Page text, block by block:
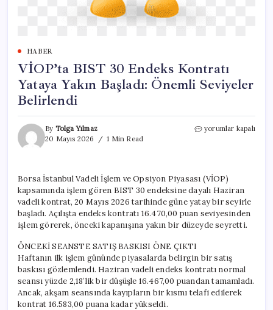
HABER
VİOP’ta BIST 30 Endeks Kontratı
Yataya Yakın Başladı: Önemli Seviyeler
Belirlendi
By Tolga Yılmaz
20 Mayıs 2026
1 Min Read
VİOP’ta
Yataya
Yakın
Başladı:
Önemli
Seviyeler
Belirlendi
yorumlar kapalı
Borsa İstanbul Vadeli İşlem ve Opsiyon Piyasası (VİOP)
kapsamında işlem gören BIST 30 endeksine dayalı Haziran
vadeli kontrat, 20 Mayıs 2026 tarihinde güne yatay bir seyirle
başladı. Açılışta endeks kontratı 16.470,00 puan seviyesinden
işlem görerek, önceki kapanışına yakın bir düzeyde seyretti.
ÖNCEKİ SEANSTE SATIŞ BASKISI ÖNE ÇIKTI
Haftanın ilk işlem gününde piyasalarda belirgin bir satış
baskısı gözlemlendi. Haziran vadeli endeks kontratı normal
seansı yüzde 2,18’lik bir düşüşle 16.467,00 puandan tamamladı.
Ancak, akşam seansında kayıpların bir kısmı telafi edilerek
kontrat 16.583,00 puana kadar yükseldi.